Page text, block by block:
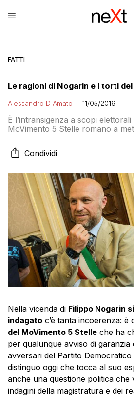
FATTI
Le ragioni di Nogarin e i torti del
Alessandro D'Amato 11/05/2016
È l’intransigenza a scopi elettorali
MoVimento 5 Stelle romano a
con i suoi stessi ideali. Oggi a
Condividi
Nella vicenda di Filippo Nogarin
indagato c’è tanta incoerenza: è
del MoVimento 5 Stelle che ha
per qualunque avviso di garanzia
avversari del Partito
distinguo oggi che tocca al suo
anche una questione politica che
indagini della magistratura e dei